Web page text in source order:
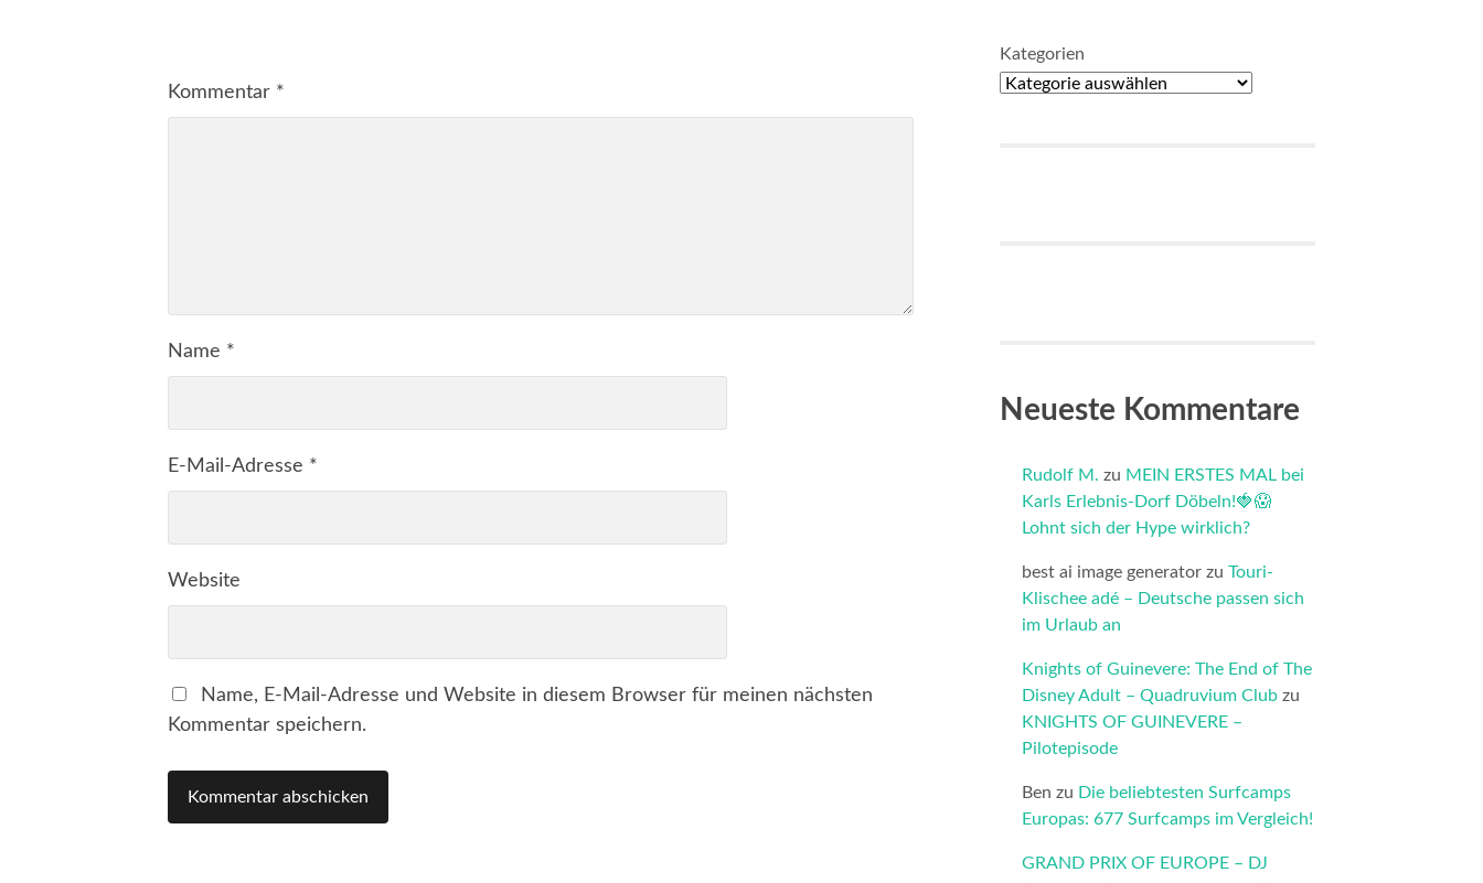
Kommentar *
Name *
E-Mail-Adresse *
Website
Name, E-Mail-Adresse und Website in diesem Browser für meinen nächsten
Kommentar speichern.
Kategorien
Neueste Kommentare
Rudolf M. zu MEIN ERSTES MAL bei
Karls Erlebnis-Dorf Döbeln!🍓😱
Lohnt sich der Hype wirklich?
best ai image generator zu Touri-
Klischee adé – Deutsche passen sich
im Urlaub an
Knights of Guinevere: The End of The
Disney Adult – Quadruvium Club zu
KNIGHTS OF GUINEVERE –
Pilotepisode
Ben zu Die beliebtesten Surfcamps
Europas: 677 Surfcamps im Vergleich!
GRAND PRIX OF EUROPE – DJ